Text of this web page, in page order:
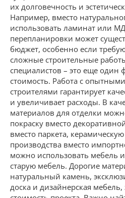
их долговечность и
Например, вместо
использовать ламинат или
перепланировки может
бюджет, особенно если
сложные строительные
специалистов – это еще
стоимость. Работа с
строителями гарантирует
и увеличивает расходы. В
материалов для отделки
покраску вместо
вместо паркета,
производства вместо
можно использовать мебель
старую мебель. Дорогие
натуральный камень,
доска и дизайнерская